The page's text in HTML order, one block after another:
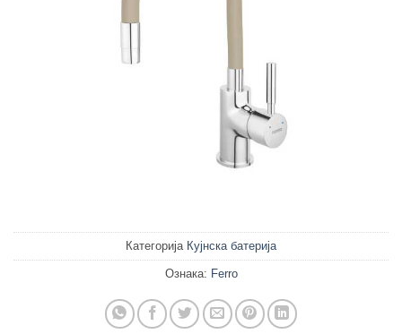
Категорија Кујнска батерија
Ознака: Ferro